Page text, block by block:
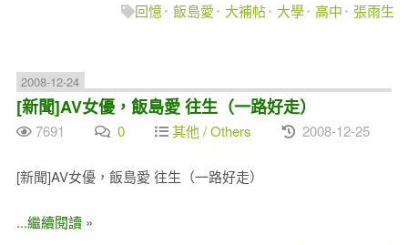
回憶 飯島愛 大補帖 大學 高中 張雨生
2008-12-24
[新聞]AV女優，飯島愛 往生（一路好走）
7691 0 其他 / Others 2008-12-25
[新聞]AV女優，飯島愛 往生（一路好走）
...繼續閱讀 »